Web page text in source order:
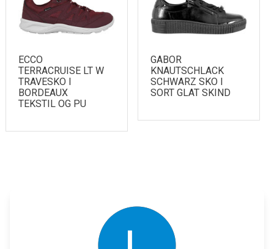
ECCO
TERRACRUISE LT W
TRAVESKO I
BORDEAUX
TEKSTIL OG PU
GABOR
KNAUTSCHLACK
SCHWARZ SKO I
SORT GLAT SKIND